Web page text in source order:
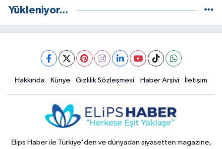
Yükleniyor...
Hakkında Künye Gizlilik Sözleşmesi Haber Arşivi İletişim
Elips Haber ile Türkiye'den ve dünyadan siyasetten magazine,